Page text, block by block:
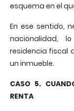
esquema en el
En ese sentido,
nacionalidad,
residencia fiscal
un inmueble.
CASO 5.
RENTA